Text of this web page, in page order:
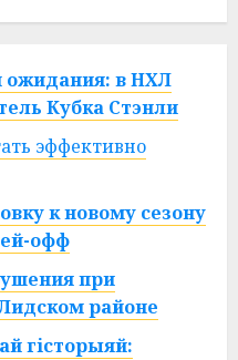
ожидания: в НХЛ
Кубка Стэнли
эффективно
к новому сезону
офф
при
районе
гісторыяй: